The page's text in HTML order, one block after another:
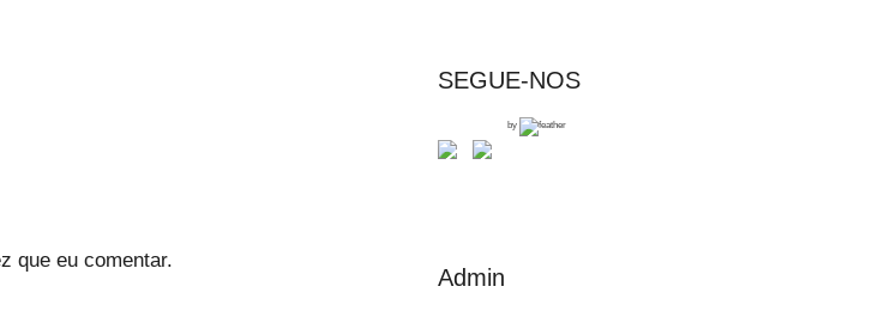
que eu comentar.
SEGUE-NOS
by
Admin